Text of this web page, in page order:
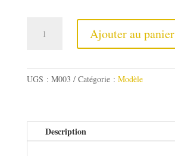
homme
Ajouter au panier
UGS : M003 Catégorie : Modèle
Description